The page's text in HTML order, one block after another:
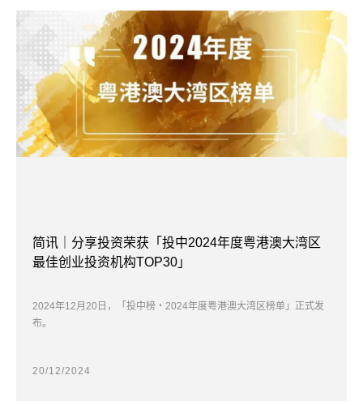
简讯｜分享投资荣获「投中2024年度粤港澳大湾区
最佳创业投资机构TOP30」
2024年12月20日，「投中榜・2024年度粤港澳大湾区榜单」正式发
布。
20/12/2024